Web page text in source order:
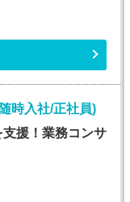
時入社/正社員)
援！業務コンサ